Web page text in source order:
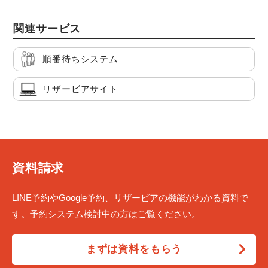
関連サービス
順番待ちシステム
リザービアサイト
資料請求
LINE予約やGoogle予約、リザービアの機能がわかる資料で
す。予約システム検討中の方はご覧ください。
まずは資料をもらう